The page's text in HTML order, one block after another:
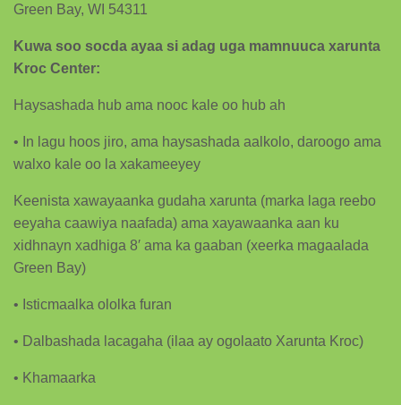
Green Bay, WI 54311
Kuwa soo socda ayaa si adag uga mamnuuca xarunta
Kroc Center:
Haysashada hub ama nooc kale oo hub ah
• In lagu hoos jiro, ama haysashada aalkolo, daroogo ama
walxo kale oo la xakameeyey
Keenista xawayaanka gudaha xarunta (marka laga reebo
eeyaha caawiya naafada) ama xayawaanka aan ku
xidhnayn xadhiga 8′ ama ka gaaban (xeerka magaalada
Green Bay)
• Isticmaalka ololka furan
• Dalbashada lacagaha (ilaa ay ogolaato Xarunta Kroc)
• Khamaarka